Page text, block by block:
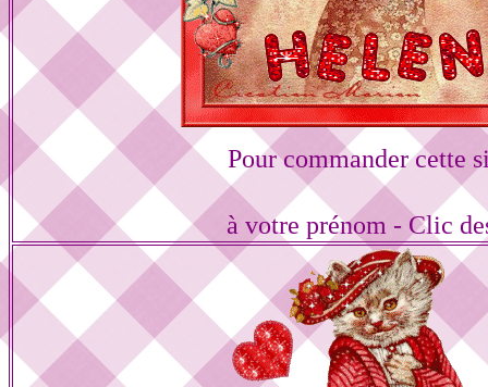
Pour commander cette
à votre prénom - Clic